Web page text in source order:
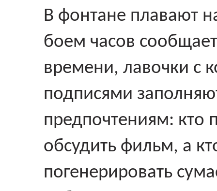
В фонтане плавают
боем часов
времени, лавочки с
подписями
предпочтениям: кто
обсудить фильм, а
погенерировать